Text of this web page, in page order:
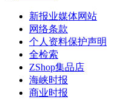
新报业媒体网站
网络条款
个人资料保护声明
全检索
ZShop集品店
海峡时报
商业时报